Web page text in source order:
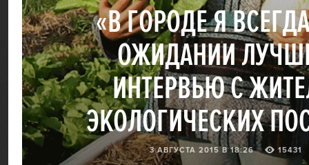
«В ГОРОДЕ Я
ОЖИДАНИИ
ИНТЕРВЬЮ С
ЭКОЛОГИЧЕСКИХ
3 АВГУСТА 2015 В 18:26 15431